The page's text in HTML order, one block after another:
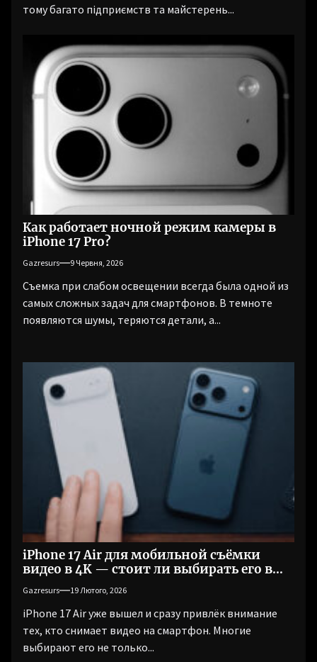
тому багато підприємств та майстерень...
Как работает ночной режим камеры в
iPhone 17 Pro?
Gazresurs 9 Червня, 2026
Съемка при слабом освещении всегда была одной из
самых сложных задач для смартфонов. В темноте
появляются шумы, теряются детали, а...
iPhone 17 Air для мобильной съёмки
видео в 4K — стоит ли выбирать его в
Gazresurs 19 Лютого, 2026
iPhone 17 Air уже вышел и сразу привлёк внимание
тех, кто снимает видео на смартфон. Многие
выбирают его не только...